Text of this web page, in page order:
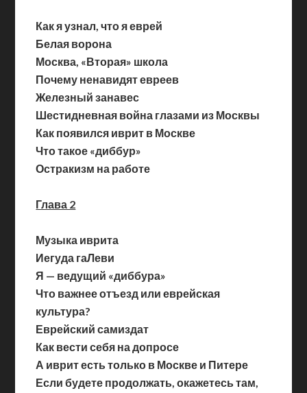
Как я узнал, что я еврей
Белая ворона
Москва, «Вторая» школа
Почему ненавидят евреев
Железный занавес
Шестидневная война глазами из Москвы
Как появился иврит в Москве
Что такое «диббур»
Остракизм на работе
Глава 2
Музыка иврита
Иегуда гаЛеви
Я — ведущий «диббура»
Что важнее отъезд или еврейская
культура?
Еврейский самиздат
Как вести себя на допросе
А иврит есть только в Москве и Питере
Если будете продолжать, окажетесь там,